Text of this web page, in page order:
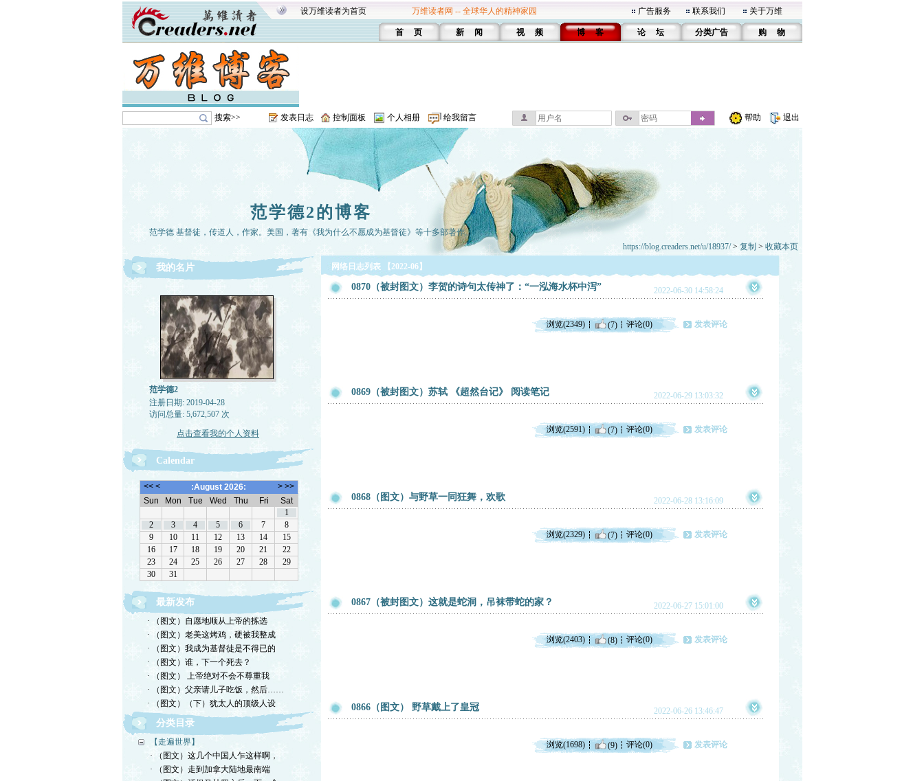
设万维读者为首页 万维读者网 -- 全球华人的精神家园 广告服务 联系我们 关于万维
首 页 新 闻 视 频 博 客 论 坛 分类广告 购 物
搜索>> 发表日志 控制面板 个人相册 给我留言 帮助 退出
范学德2的博客
范学德 基督徒，传道人，作家。美国，著有《我为什么不愿成为基督徒》等十多部著作。
https://blog.creaders.net/u/18937/> 复制 > 收藏本页
我的名片
范学德2
注册日期: 2019-04-28
访问总量: 5,672,507 次
点击查看我的个人资料
Calendar
最新发布
· （图文）自愿地顺从上帝的拣选
· （图文）老美这烤鸡，硬被我整成
· （图文）我成为基督徒是不得已的
· （图文）谁，下一个死去？
· （图文） 上帝绝对不会不尊重我
· （图文）父亲请儿子吃饭，然后……
· （图文）（下）犹太人的顶级人设
分类目录
【走遍世界】
· （图文）这几个中国人乍这样啊，
· （图文）走到加拿大陆地最南端
网络日志列表 【2022-06】
0870（被封图文）李贺的诗句太传神了：“一泓海水杯中泻” 2022-06-30 14:58:24
浏览(2349) (7) 评论(0) 发表评论
0869（被封图文）苏轼 《超然台记》 阅读笔记 2022-06-29 13:03:32
浏览(2591) (7) 评论(0) 发表评论
0868（图文）与野草一同狂舞，欢歌 2022-06-28 13:16:09
浏览(2329) (7) 评论(0) 发表评论
0867（被封图文）这就是蛇洞，吊袜带蛇的家？ 2022-06-27 15:01:00
浏览(2403) (8) 评论(0) 发表评论
0866（图文） 野草戴上了皇冠 2022-06-26 13:46:47
浏览(1698) (9) 评论(0) 发表评论